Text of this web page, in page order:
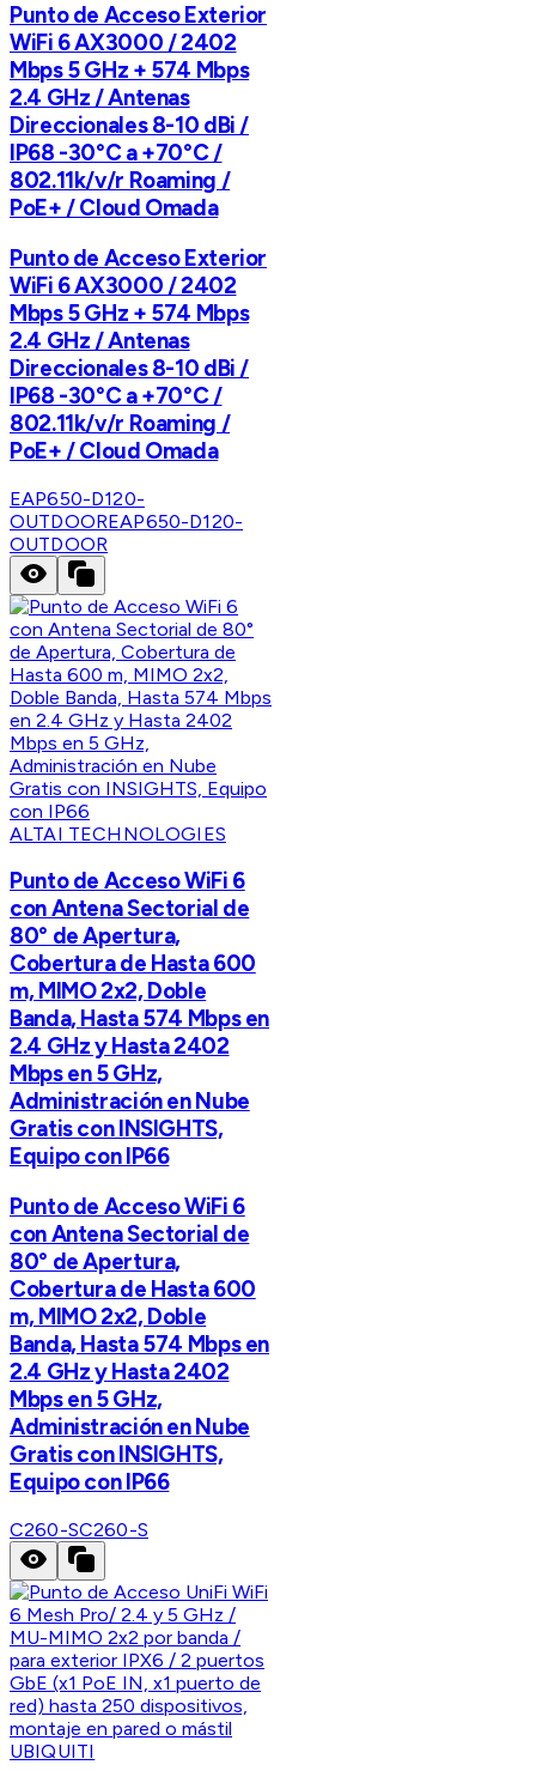
Punto de Acceso Exterior
WiFi 6 AX3000 / 2402
Mbps 5 GHz + 574 Mbps
2.4 GHz / Antenas
Direccionales 8-10 dBi /
IP68 -30°C a +70°C /
802.11k/v/r Roaming /
PoE+ / Cloud Omada
Punto de Acceso Exterior
WiFi 6 AX3000 / 2402
Mbps 5 GHz + 574 Mbps
2.4 GHz / Antenas
Direccionales 8-10 dBi /
IP68 -30°C a +70°C /
802.11k/v/r Roaming /
PoE+ / Cloud Omada
EAP650-D120-
OUTDOOREAP650-D120-
OUTDOOR
ALTAI TECHNOLOGIES
Punto de Acceso WiFi 6
con Antena Sectorial de
80° de Apertura,
Cobertura de Hasta 600
m, MIMO 2x2, Doble
Banda, Hasta 574 Mbps en
2.4 GHz y Hasta 2402
Mbps en 5 GHz,
Administración en Nube
Gratis con INSIGHTS,
Equipo con IP66
Punto de Acceso WiFi 6
con Antena Sectorial de
80° de Apertura,
Cobertura de Hasta 600
m, MIMO 2x2, Doble
Banda, Hasta 574 Mbps en
2.4 GHz y Hasta 2402
Mbps en 5 GHz,
Administración en Nube
Gratis con INSIGHTS,
Equipo con IP66
C260-SC260-S
UBIQUITI